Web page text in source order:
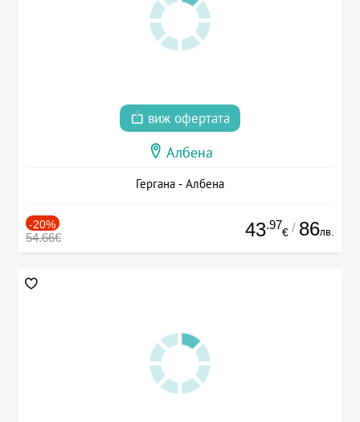
виж офертата
Албена
Гергана - Албена
-20%
54.66€ 43.97
€ / 86лв.